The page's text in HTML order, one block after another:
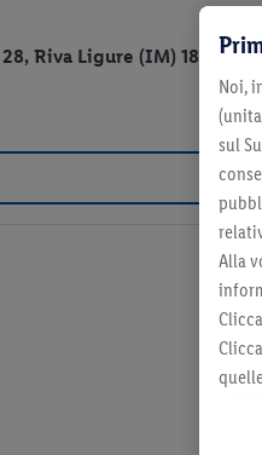
Riva Ligure (IM) 18015
Noi,
sul
Alla